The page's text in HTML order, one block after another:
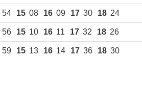
54 15 08 16 09 17 30 18 24
56 15 10 16 11 17 32 18 26
59 15 13 16 14 17 36 18 30